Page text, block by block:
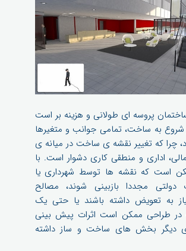
پروسه ای طولانی و هزینه بر است
شروع به ساخت، تمامی جوانب و متغیرها
چرا که تغییر نقشه ی ساخت در میانه ی
مالی، اداری و منطقی کاری دشوار است. با
است که نقشه ها توسط شهرداری یا
دولتی مجددا بازبینی شوند، مصالح
به تعویض داشته باشند یا حتی یک
در طراحی ممکن است اثرات پیش بینی
دیگر بخش های ساخت و ساز داشته